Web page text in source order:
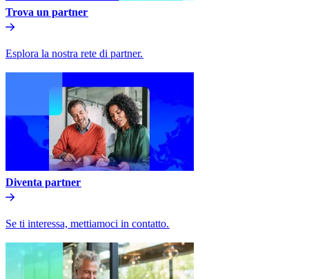
Trova un partner​​
Esplora la nostra rete di partner.​​
Diventa partner​​
Se ti interessa, mettiamoci in contatto.​​